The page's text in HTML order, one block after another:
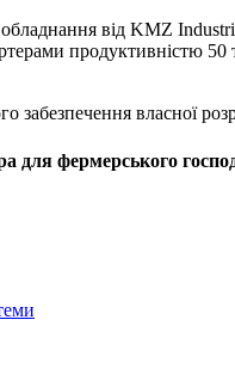
від KMZ
продуктивністю
забезпечення власної
для фермерського